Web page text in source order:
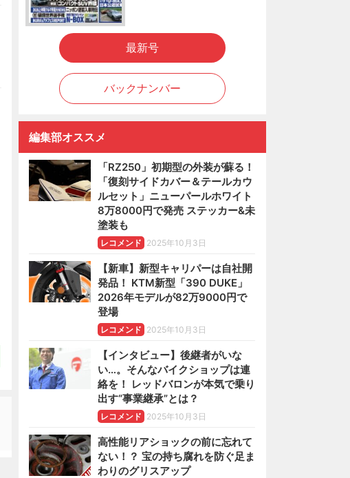
最新号
バックナンバー
編集部オススメ
「RZ250」初期型の外装が蘇る！
「復刻サイドカバー＆テールカウ
ルセット」ニューパールホワイト
8万8000円で発売 ステッカー&未
塗装も
レコメンド 2025年10月3日
【新車】新型キャリパーは自社開
発品！ KTM新型「390 DUKE」
2026年モデルが82万9000円で
登場
レコメンド 2025年10月3日
【インタビュー】後継者がいな
い…。そんなバイクショップは連
絡を！ レッドバロンが本気で乗り
出す“事業継承”とは？
レコメンド 2025年10月3日
高性能リアショックの前に忘れて
ない！？ 宝の持ち腐れを防ぐ足ま
わりのグリスアップ